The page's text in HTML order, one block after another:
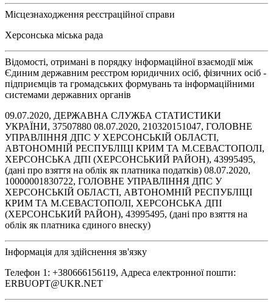
Місцезнаходження реєстраційної справи
Херсонська міська рада
Відомості, отримані в порядку інформаційної взаємодії між
Єдиним державним реєстром юридичних осіб, фізичних осіб -
підприємців та громадських формувань та інформаційними
системами державних органів
09.07.2020, ДЕРЖАВНА СЛУЖБА СТАТИСТИКИ
УКРАЇНИ, 37507880 08.07.2020, 210320151047, ГОЛОВНЕ
УПРАВЛІННЯ ДПС У ХЕРСОНСЬКІЙ ОБЛАСТІ,
АВТОНОМНІЙ РЕСПУБЛІЦІ КРИМ ТА М.СЕВАСТОПОЛІ,
ХЕРСОНСЬКА ДПІ (ХЕРСОНСЬКИЙ РАЙОН), 43995495,
(дані про взяття на облік як платника податків) 08.07.2020,
10000001830722, ГОЛОВНЕ УПРАВЛІННЯ ДПС У
ХЕРСОНСЬКІЙ ОБЛАСТІ, АВТОНОМНІЙ РЕСПУБЛІЦІ
КРИМ ТА М.СЕВАСТОПОЛІ, ХЕРСОНСЬКА ДПІ
(ХЕРСОНСЬКИЙ РАЙОН), 43995495, (дані про взяття на
облік як платника єдиного внеску)
Інформація для здійснення зв'язку
Телефон 1: +380666156119, Адреса електронної пошти:
ERBUOPT@UKR.NET